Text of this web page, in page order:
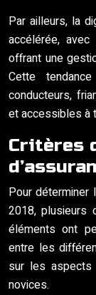
Par ailleurs, la
accélérée, avec
offrant une
Cette
conducteurs,
et accessibles à
Critères
Pour déterminer
2018, plusieurs
éléments ont
entre les
sur les aspects
novices.